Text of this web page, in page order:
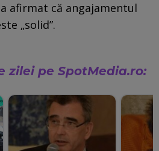
afirmat că angajamentul
„solid”.
zilei pe SpotMedia.ro: